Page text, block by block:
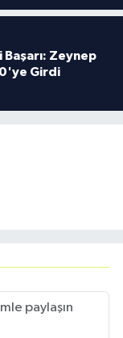
Başarı: Zeynep
Girdi